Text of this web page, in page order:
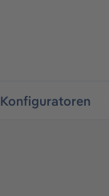
Konfiguratoren